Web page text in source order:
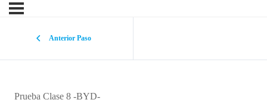
Anterior Paso
Prueba Clase 8 -BYD-